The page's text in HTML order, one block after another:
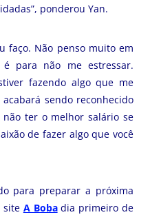
ponderou Yan.
faço. Não penso muito em
para não me estressar.
fazendo algo que me
sendo reconhecido
ter o melhor salário se
de fazer algo que você
para preparar a próxima
site A Bobadia primeiro de